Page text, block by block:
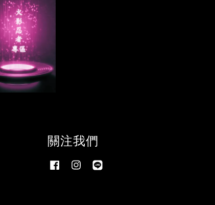
關注我們
Facebook Instagram